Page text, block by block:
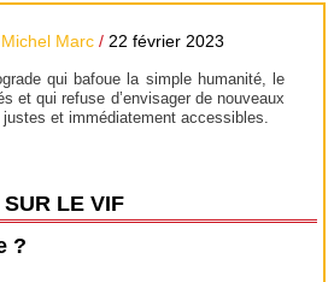
Michel Marc /22 février 2023
qui bafoue la simple humanité, le
et qui refuse d’envisager de nouveaux
et immédiatement accessibles.
SUR LE VIF
?